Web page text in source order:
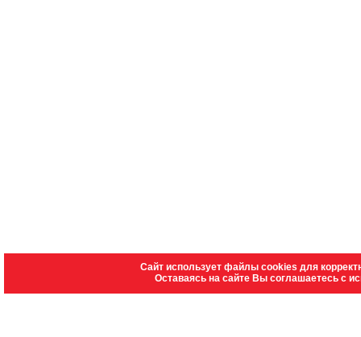
Сайт использует файлы cookies для
Оставаясь на сайте Вы соглашаетесь с